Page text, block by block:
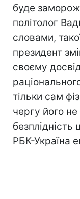
буде
політолог
словами,
президент
своєму
тільки сам
чергу його
РБК-Україна